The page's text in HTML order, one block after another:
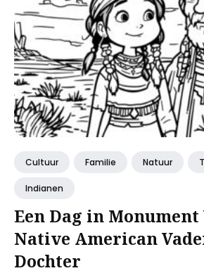
Cultuur Familie Natuur
Indianen
Een Dag in
Native American
Dochter